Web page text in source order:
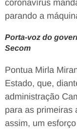
coronavírus
parando a
Porta-voz do
Secom
Pontua Mirla
Estado, que,
administração
para as primeiras
assim, um